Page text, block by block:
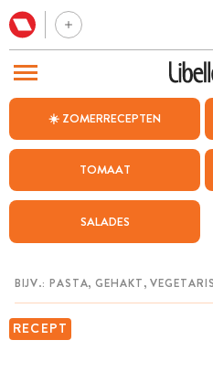
☀️ ZOMERRECEPTEN
TOMAAT
SALADES
RECEPT
BEZOEK ONZE ANDERE WEBSITES
WEEKMENU
CHAT MET MAIA
MIJN BEWAARDE RECEPTEN